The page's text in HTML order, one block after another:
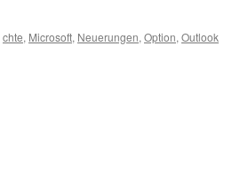
chte, Microsoft, Neuerungen, Option, Outlook